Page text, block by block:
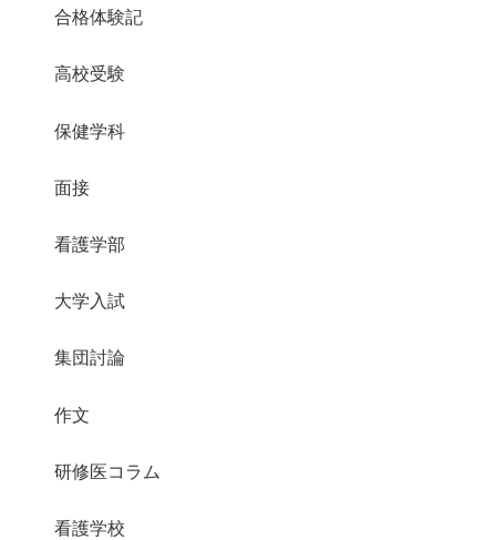
合格体験記
高校受験
保健学科
面接
看護学部
大学入試
集団討論
作文
研修医コラム
看護学校